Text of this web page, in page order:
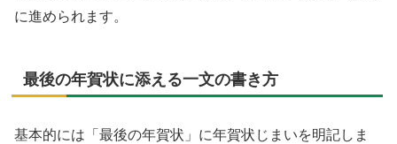
に進められます。
最後の年賀状に添える一文の書き方
基本的には「最後の年賀状」に年賀状じまいを明記しま